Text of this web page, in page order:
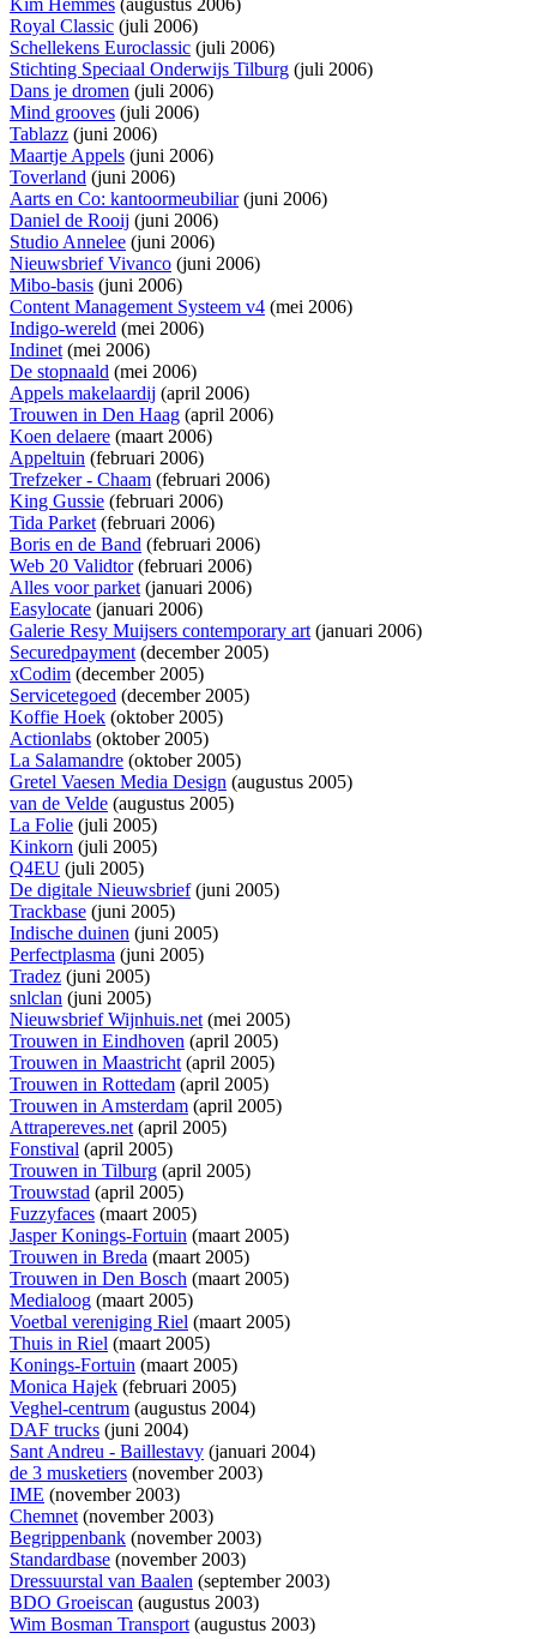
Kim Hemmes (augustus 2006)
Royal Classic (juli 2006)
Schellekens Euroclassic (juli 2006)
Stichting Speciaal Onderwijs Tilburg (juli 2006)
Dans je dromen (juli 2006)
Mind grooves (juli 2006)
Tablazz (juni 2006)
Maartje Appels (juni 2006)
Toverland (juni 2006)
Aarts en Co: kantoormeubiliar(juni 2006)
Daniel de Rooij (juni 2006)
Studio Annelee (juni 2006)
Nieuwsbrief Vivanco (juni 2006)
Mibo-basis (juni 2006)
Content Management Systeem v4 (mei 2006)
Indigo-wereld (mei 2006)
Indinet(mei 2006)
De stopnaald (mei 2006)
Appels makelaardij (april 2006)
Trouwen in Den Haag (april 2006)
Koen delaere (maart 2006)
Appeltuin (februari 2006)
Trefzeker - Chaam (februari 2006)
King Gussie (februari 2006)
Tida Parket(februari 2006)
Boris en de Band (februari 2006)
Web 20 Validtor(februari 2006)
Alles voor parket(januari 2006)
Easylocate (januari 2006)
Galerie Resy Muijsers contemporary art(januari 2006)
Securedpayment(december 2005)
xCodim (december 2005)
Servicetegoed (december 2005)
Koffie Hoek (oktober 2005)
Actionlabs (oktober 2005)
La Salamandre (oktober 2005)
Gretel Vaesen Media Design (augustus 2005)
van de Velde (augustus 2005)
La Folie (juli 2005)
Kinkorn (juli 2005)
Q4EU (juli 2005)
De digitale Nieuwsbrief(juni 2005)
Trackbase (juni 2005)
Indische duinen (juni 2005)
Perfectplasma (juni 2005)
Tradez (juni 2005)
snlclan (juni 2005)
Nieuwsbrief Wijnhuis.net(mei 2005)
Trouwen in Eindhoven (april 2005)
Trouwen in Maastricht(april 2005)
Trouwen in Rottedam (april 2005)
Trouwen in Amsterdam (april 2005)
Attrapereves.net(april 2005)
Fonstival (april 2005)
Trouwen in Tilburg (april 2005)
Trouwstad (april 2005)
Fuzzyfaces (maart 2005)
Jasper Konings-Fortuin (maart 2005)
Trouwen in Breda (maart 2005)
Trouwen in Den Bosch (maart 2005)
Medialoog (maart 2005)
Voetbal vereniging Riel (maart 2005)
Thuis in Riel (maart 2005)
Konings-Fortuin (maart 2005)
Monica Hajek (februari 2005)
Veghel-centrum (augustus 2004)
DAF trucks (juni 2004)
Sant Andreu - Baillestavy (januari 2004)
de 3 musketiers (november 2003)
IME (november 2003)
Chemnet(november 2003)
Begrippenbank (november 2003)
Standardbase (november 2003)
Dressuurstal van Baalen (september 2003)
BDO Groeiscan (augustus 2003)
Wim Bosman Transport(augustus 2003)